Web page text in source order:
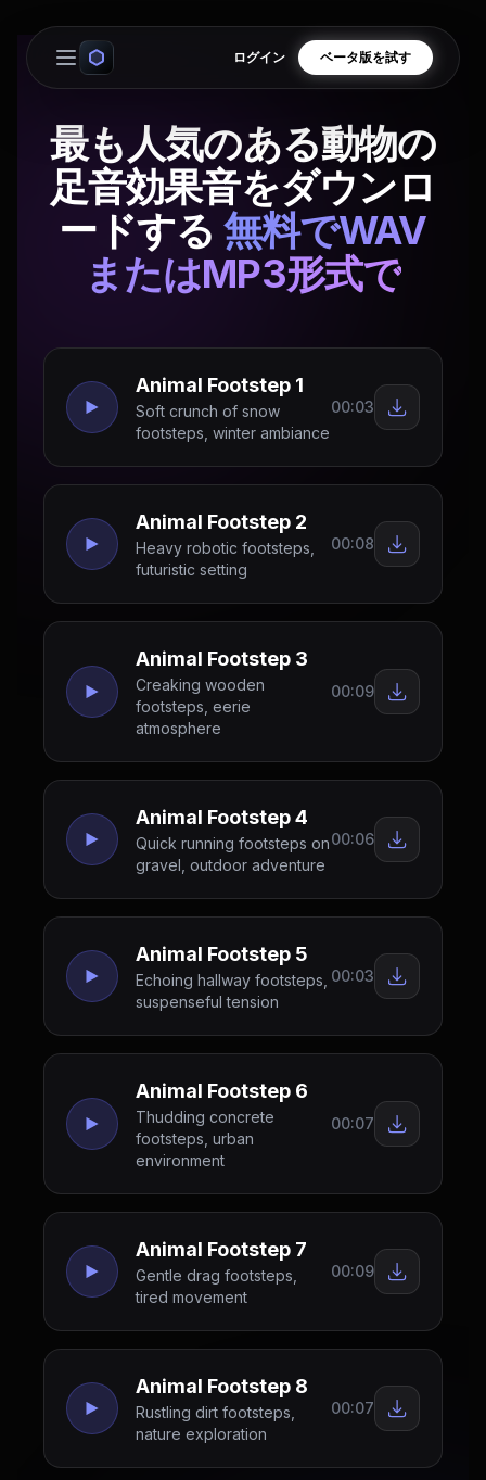
Open main menu
ログイン ベータ版を試す
最も人気のある動物の
足音効果音をダウンロ
ードする 無料でWAV
またはMP3形式で
Animal Footstep 1
Soft crunch of snow
footsteps, winter ambiance
00:03
Animal Footstep 2
Heavy robotic footsteps,
futuristic setting
00:08
Animal Footstep 3
Creaking wooden
footsteps, eerie
atmosphere
00:09
Animal Footstep 4
Quick running footsteps on
gravel, outdoor adventure
00:06
Animal Footstep 5
Echoing hallway footsteps,
suspenseful tension
00:03
Animal Footstep 6
Thudding concrete
footsteps, urban
environment
00:07
Animal Footstep 7
Gentle drag footsteps,
tired movement
00:09
Animal Footstep 8
Rustling dirt footsteps,
nature exploration
00:07